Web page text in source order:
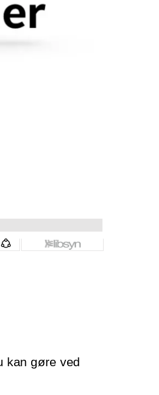
kan gøre ved